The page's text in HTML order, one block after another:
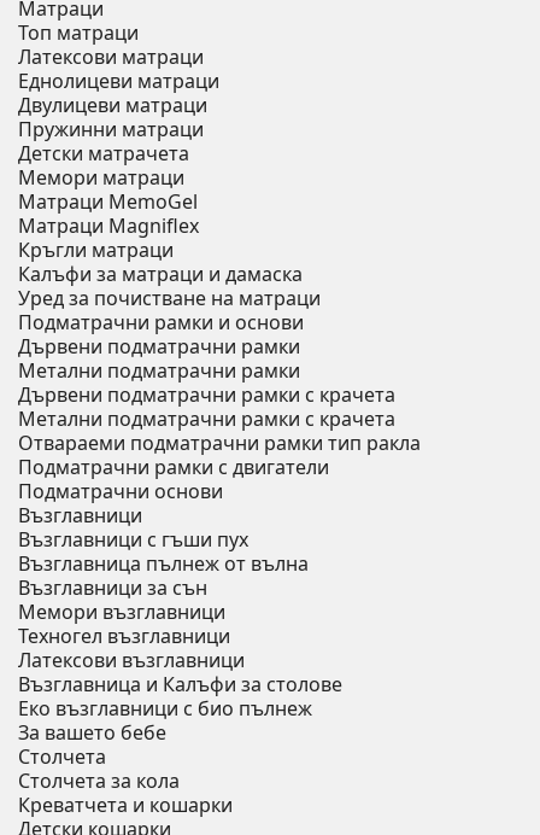
Матраци
Топ матраци
Латексови матраци
Еднолицеви матраци
Двулицеви матраци
Пружинни матраци
Детски матрачета
Мемори матраци
Mатраци MemoGel
Матраци Мagniflex
Кръгли матраци
Калъфи за матраци и дамаска
Уред за почистване на матраци
Подматрачни рамки и основи
Дървени подматрачни рамки
Метални подматрачни рамки
Дървени подматрачни рамки с крачета
Метални подматрачни рамки с крачета
Отвараеми подматрачни рамки тип ракла
Подматрачни рамки с двигатели
Подматрачни основи
Възглавници
Възглавници с гъши пух
Възглавница пълнеж от вълна
Възглавници за сън
Мемори възглавници
Техногел възглавници
Латексови възглавници
Възглавница и Калъфи за столове
Еко възглавници с био пълнеж
За вашето бебе
Столчета
Столчета за кола
Креватчета и кошарки
Детски кошарки